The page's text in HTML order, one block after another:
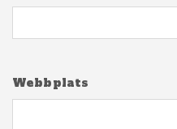
Webbplats